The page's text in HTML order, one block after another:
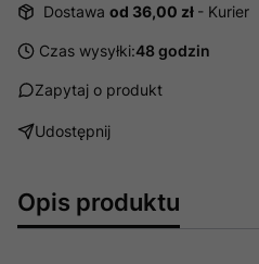
Dostawa od 36,00 zł - Kurier
Czas wysyłki:48 godzin
Zapytaj o produkt
Udostępnij
Opis produktu